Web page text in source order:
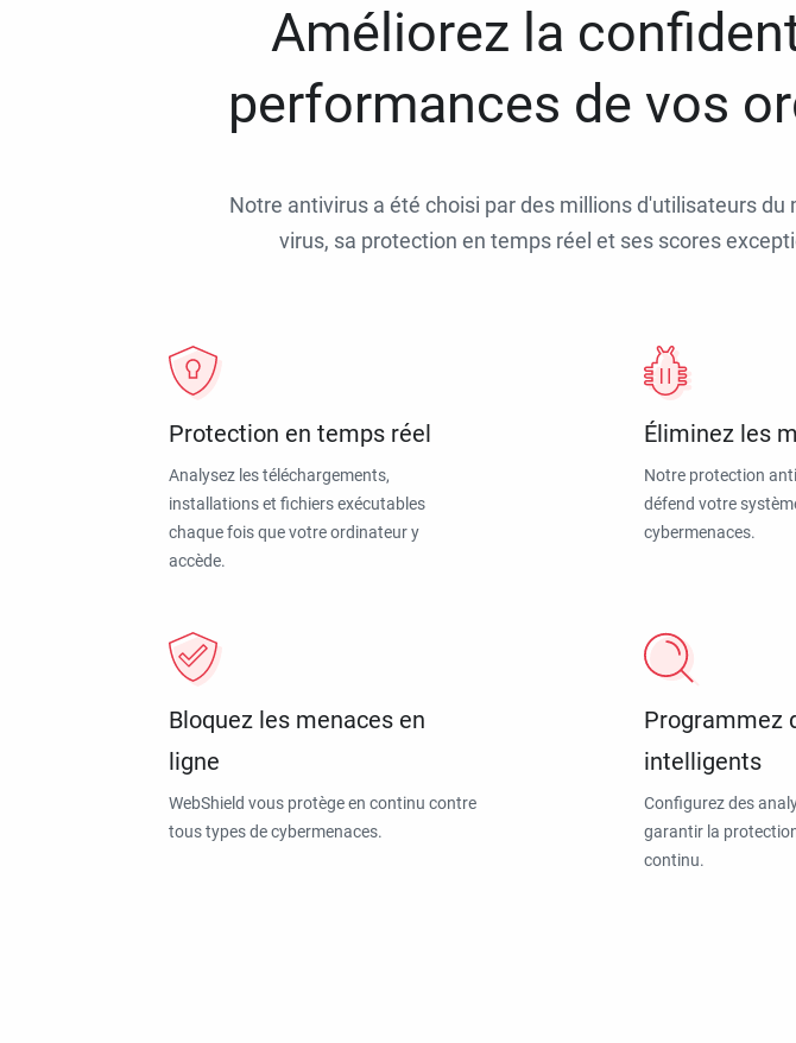
Améliorez la
performances de vos
Notre antivirus a été choisi par des millions d'utilisateurs
virus, sa protection en temps réel et ses scores
Protection en temps réel
Analysez les téléchargements,
installations et fichiers exécutables
chaque fois que votre ordinateur y
accède.
Éliminez les
Notre protection
défend votre
cybermenaces.
Bloquez les menaces en
ligne
WebShield vous protège en continu contre
tous types de cybermenaces.
Programmez
intelligents
Configurez des
garantir la
continu.